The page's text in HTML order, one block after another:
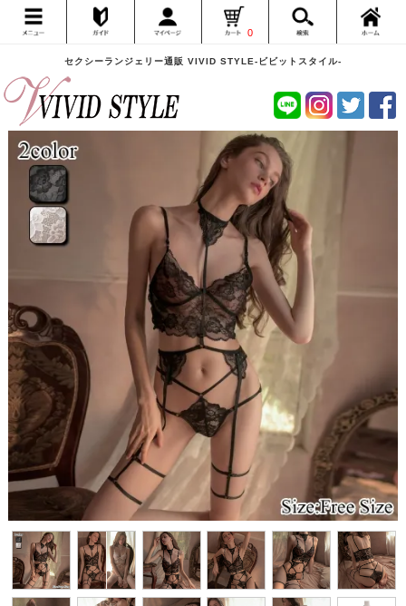
セクシーランジェリー通販 VIVID STYLE-ビビットスタイル-
0